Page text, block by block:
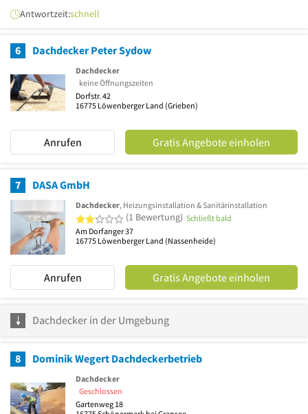
Antwortzeit:schnell
6 Dachdecker Peter Sydow
Dachdecker
keine Öffnungszeiten
Dorfstr. 42
16775 Löwenberger Land (Grieben)
Anrufen Gratis Angebote einholen
7 DASA GmbH
Dachdecker, Heizungsinstallation & Sanitärinstallation
2 von 5 Sternen
(1 Bewertung) Schließt bald
Am Dorfanger 37
16775 Löwenberger Land (Nassenheide)
Anrufen Gratis Angebote einholen
Dachdecker in der Umgebung
8 Dominik Wegert Dachdeckerbetrieb
Dachdecker
Geschlossen
Gartenweg 18